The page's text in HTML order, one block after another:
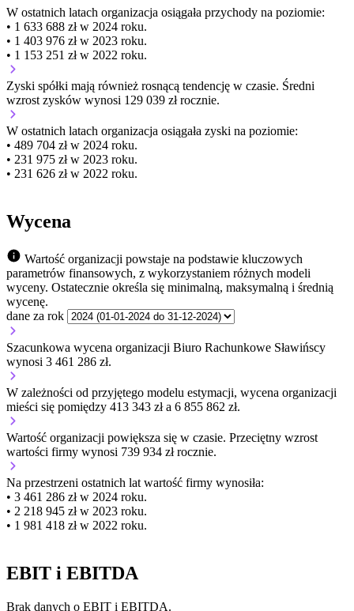
W ostatnich latach organizacja osiągała przychody na poziomie:
• 1 633 688 zł w 2024 roku.
• 1 403 976 zł w 2023 roku.
• 1 153 251 zł w 2022 roku.
Zyski spółki mają również rosnącą tendencję w czasie. Średni
wzrost zysków wynosi 129 039 zł rocznie.
W ostatnich latach organizacja osiągała zyski na poziomie:
• 489 704 zł w 2024 roku.
• 231 975 zł w 2023 roku.
• 231 626 zł w 2022 roku.
Wycena
Wartość organizacji powstaje na podstawie kluczowych
parametrów finansowych, z wykorzystaniem różnych modeli
wyceny. Ostatecznie określa się minimalną, maksymalną i średnią
wycenę.
dane za rok
Szacunkowa wycena organizacji Biuro Rachunkowe Sławińscy
wynosi 3 461 286 zł.
W zależności od przyjętego modelu estymacji, wycena organizacji
mieści się pomiędzy 413 343 zł a 6 855 862 zł.
Wartość organizacji powiększa się w czasie. Przeciętny wzrost
wartości firmy wynosi 739 934 zł rocznie.
Na przestrzeni ostatnich lat wartość firmy wynosiła:
• 3 461 286 zł w 2024 roku.
• 2 218 945 zł w 2023 roku.
• 1 981 418 zł w 2022 roku.
EBIT i EBITDA
Brak danych o EBIT i EBITDA.